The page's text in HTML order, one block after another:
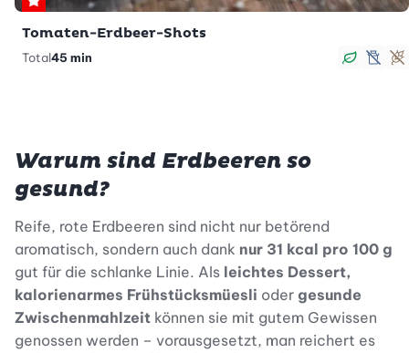
Premium
Tomaten-Erdbeer-Shots
Total45 min
vegan
Warum sind Erdbeeren so
gesund?
Reife, rote Erdbeeren sind nicht nur betörend
aromatisch, sondern auch dank nur 31 kcal pro 100 g
gut für die schlanke Linie. Als leichtes Dessert,
kalorienarmes Frühstücksmüesli oder gesunde
Zwischenmahlzeit können sie mit gutem Gewissen
genossen werden – vorausgesetzt, man reichert es